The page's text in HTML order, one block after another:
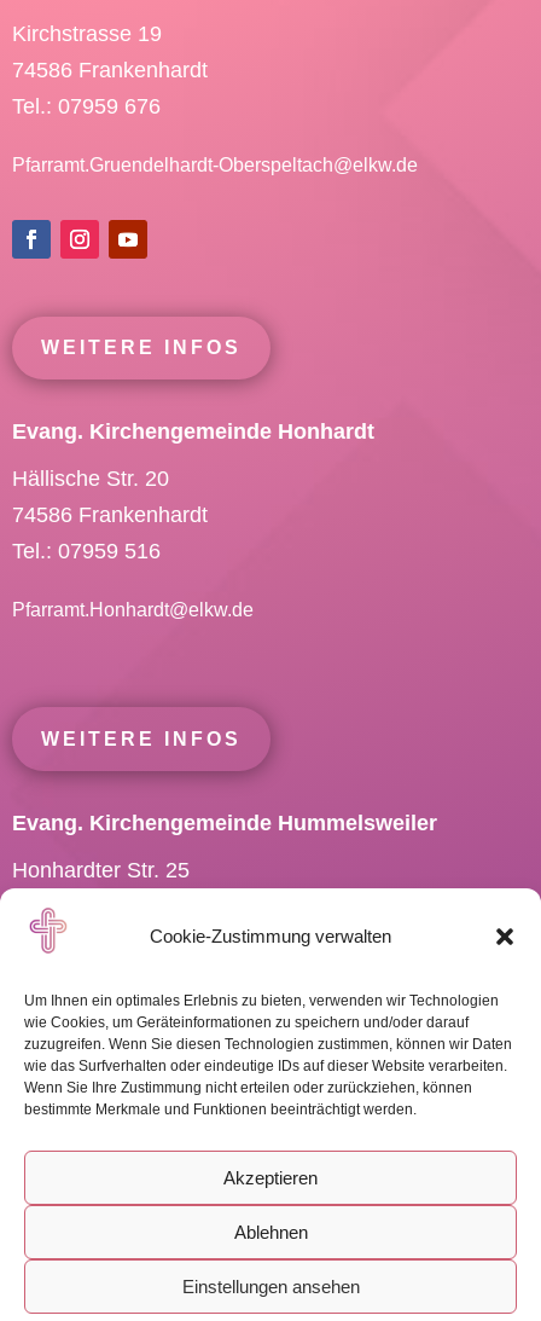
Cookie-Zustimmung verwalten
Um Ihnen ein optimales Erlebnis zu bieten, verwenden wir Technologien
wie Cookies, um Geräteinformationen zu speichern und/oder darauf
zuzugreifen. Wenn Sie diesen Technologien zustimmen, können wir Daten
wie das Surfverhalten oder eindeutige IDs auf dieser Website verarbeiten.
Wenn Sie Ihre Zustimmung nicht erteilen oder zurückziehen, können
bestimmte Merkmale und Funktionen beeinträchtigt werden.
Akzeptieren
Ablehnen
Einstellungen ansehen
Kirchstrasse 19
74586 Frankenhardt
Tel.: 07959 676
Pfarramt.Gruendelhardt-Oberspeltach@elkw.de
WEITERE INFOS
Evang. Kirchengemeinde Honhardt
Hällische Str. 20
74586 Frankenhardt
Tel.: 07959 516
Pfarramt.Honhardt@elkw.de
WEITERE INFOS
Evang. Kirchengemeinde Hummelsweiler
Honhardter Str. 25
73494 Rosenberg
Tel.: 07967 701910
Pfarramt.Hummelsweiler@elkw.de
WEITERE INFOS
Impressum-Datenschutz-Cookies